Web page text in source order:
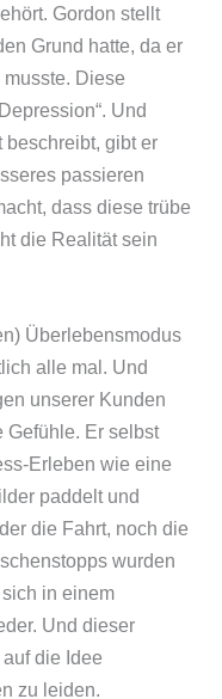
Gordon stellt
Grund hatte, da er
Diese
Und
gibt er
passieren
dass diese trübe
die Realität sein
Überlebensmodus
alle mal. Und
unserer Kunden
Gefühle. Er selbst
Erleben wie eine
paddelt und
die Fahrt, noch die
wurden
in einem
Und dieser
die Idee
zu leiden.